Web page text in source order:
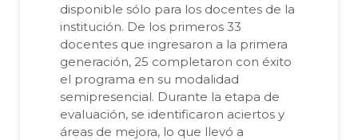
disponible sólo para los docentes de la
institución. De los primeros 33
docentes que ingresaron a la primera
generación, 25 completaron con éxito
el programa en su modalidad
semipresencial. Durante la etapa de
evaluación, se identificaron aciertos y
áreas de mejora, lo que llevó a